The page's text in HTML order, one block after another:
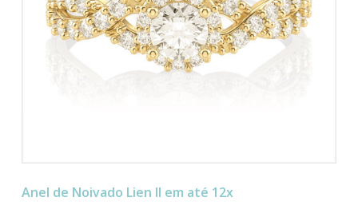
Anel de Noivado Lien II em até 12x